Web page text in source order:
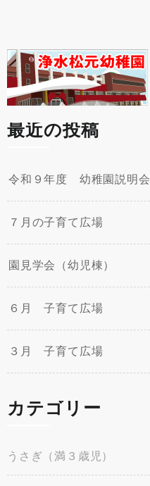
最近の投稿
令和９年度 幼稚園説明会
７月の子育て広場
園見学会（幼児棟）
６月 子育て広場
３月 子育て広場
カテゴリー
うさぎ（満３歳児）